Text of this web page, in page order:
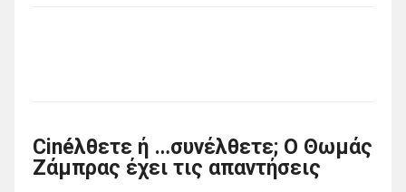
Cinéλθετε ή …συνέλθετε; Ο Θωμάς
Ζάμπρας έχει τις απαντήσεις